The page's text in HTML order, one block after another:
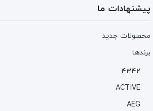
پیشنهادات ما
محصولات جدید
برندها
4342
ACTIVE
AEG